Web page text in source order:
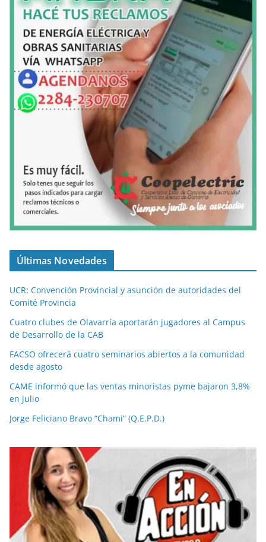
Últimas Novedades
UCR: Convención Provincial y asunción de autoridades del
Comité Provincia
Cuatro clubes de Olavarría aportarán jugadores al Campus
de Desarrollo de la CAB
FACSO ofrecerá cuatro seminarios abiertos a la comunidad
desde agosto
CAME informó que las ventas minoristas pyme bajaron 3,8%
en julio
Jorge Feliciano Bravo “Chami” (Q.E.P.D.)